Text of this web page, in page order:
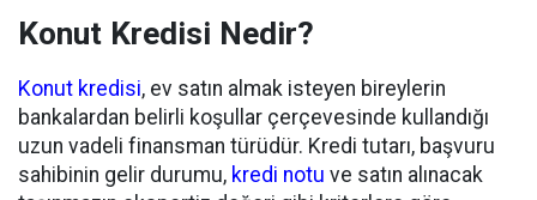
Konut Kredisi Nedir?
Konut kredisi, ev satın almak isteyen bireylerin
bankalardan belirli koşullar çerçevesinde kullandığı
uzun vadeli finansman türüdür. Kredi tutarı, başvuru
sahibinin gelir durumu, kredi notu ve satın alınacak